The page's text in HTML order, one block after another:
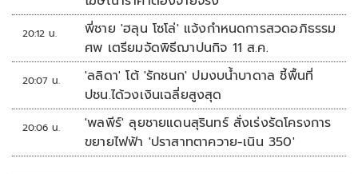
20:12 น.
พี่ชาย 'ฮลุน โซโล่' แจ้งกำหนดการสวดอภิธรรม
ศพ เตรียมจัดพิธีฌาปนกิจ 11 ส.ค.
20:07 น.
'ลลิดา' โต้ 'รักชนก' ปมงบน้ำบาดาล ชี้พื้นที่
ปชน.ได้วงเงินเฉลี่ยสูงสุด
20:06 น.
'พลพีร์' ลุยชายแดนสุรินทร์ สั่งเร่งรัดโครงการ
ขยายไฟฟ้า 'ปราสาทตาควาย-เนิน 350'